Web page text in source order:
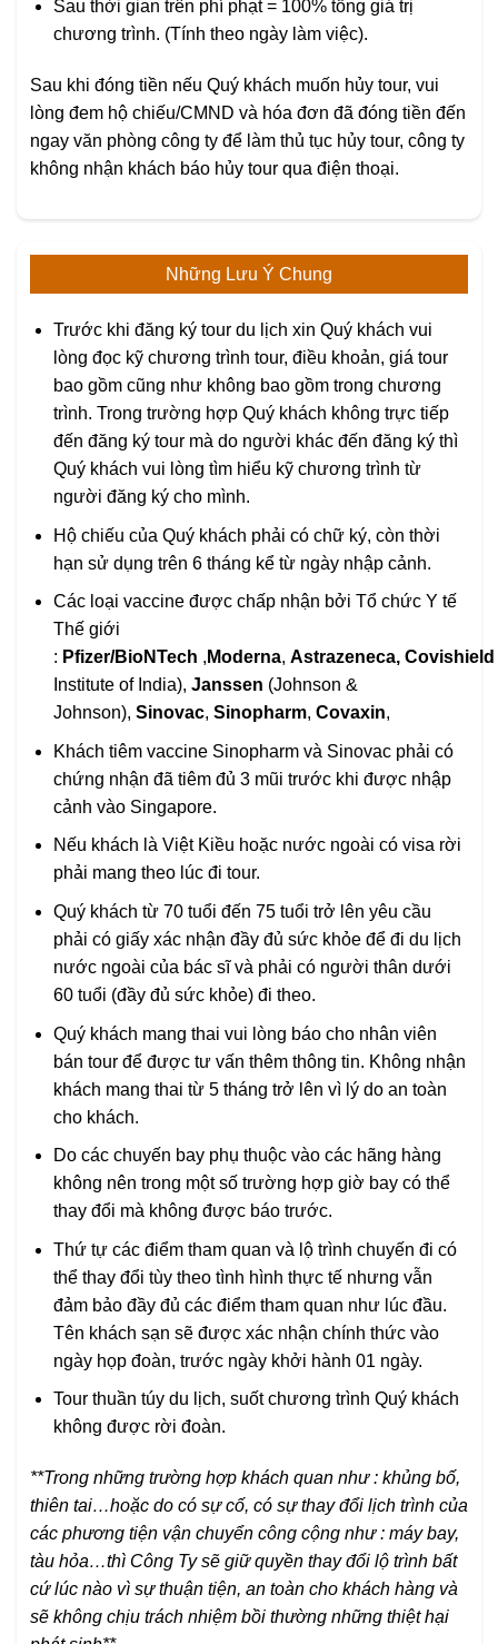
Sau thời gian trên phí phạt = 100% tổng giá trị
chương trình. (Tính theo ngày làm việc).
Sau khi đóng tiền nếu Quý khách muốn hủy tour, vui
lòng đem hộ chiếu/CMND và hóa đơn đã đóng tiền đến
ngay văn phòng công ty để làm thủ tục hủy tour, công ty
không nhận khách báo hủy tour qua điện thoại.
Những Lưu Ý Chung
Trước khi đăng ký tour du lịch xin Quý khách vui
lòng đọc kỹ chương trình tour, điều khoản, giá tour
bao gồm cũng như không bao gồm trong chương
trình. Trong trường hợp Quý khách không trực tiếp
đến đăng ký tour mà do người khác đến đăng ký thì
Quý khách vui lòng tìm hiểu kỹ chương trình từ
người đăng ký cho mình.
Hộ chiếu của Quý khách phải có chữ ký, còn thời
hạn sử dụng trên 6 tháng kể từ ngày nhập cảnh.
Các loại vaccine được chấp nhận bởi Tổ chức Y tế
Thế giới
: Pfizer/BioNTech , Moderna, Astrazeneca, Covishield
Institute of India), Janssen (Johnson &
Johnson), Sinovac, Sinopharm, Covaxin,
Khách tiêm vaccine Sinopharm và Sinovac phải có
chứng nhận đã tiêm đủ 3 mũi trước khi được nhập
cảnh vào Singapore.
Nếu khách là Việt Kiều hoặc nước ngoài có visa rời
phải mang theo lúc đi tour.
Quý khách từ 70 tuổi đến 75 tuổi trở lên yêu cầu
phải có giấy xác nhận đầy đủ sức khỏe để đi du lịch
nước ngoài của bác sĩ và phải có người thân dưới
60 tuổi (đầy đủ sức khỏe) đi theo.
Quý khách mang thai vui lòng báo cho nhân viên
bán tour để được tư vấn thêm thông tin. Không nhận
khách mang thai từ 5 tháng trở lên vì lý do an toàn
cho khách.
Do các chuyến bay phụ thuộc vào các hãng hàng
không nên trong một số trường hợp giờ bay có thể
thay đổi mà không được báo trước.
Thứ tự các điểm tham quan và lộ trình chuyến đi có
thể thay đổi tùy theo tình hình thực tế nhưng vẫn
đảm bảo đầy đủ các điểm tham quan như lúc đầu.
Tên khách sạn sẽ được xác nhận chính thức vào
ngày họp đoàn, trước ngày khởi hành 01 ngày.
Tour thuần túy du lịch, suốt chương trình Quý khách
không được rời đoàn.
**Trong những trường hợp khách quan như : khủng bố,
thiên tai…hoặc do có sự cố, có sự thay đổi lịch trình của
các phương tiện vận chuyển công cộng như : máy bay,
tàu hỏa…thì Công Ty sẽ giữ quyền thay đổi lộ trình bất
cứ lúc nào vì sự thuận tiện, an toàn cho khách hàng và
sẽ không chịu trách nhiệm bồi thường những thiệt hại